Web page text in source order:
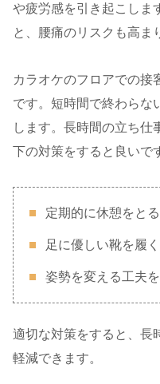
や疲労感を引き起こしま
と、腰痛のリスクも高ま
カラオケのフロアでの接
です。短時間で終わらな
します。長時間の立ち仕
下の対策をすると良いで
定期的に休憩をとる
足に優しい靴を履く
姿勢を変える工夫
適切な対策をすると、長
軽減できます。